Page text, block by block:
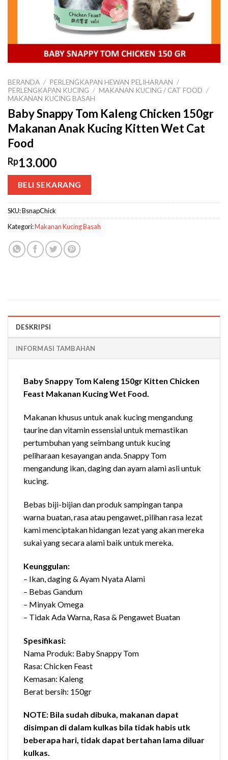
BERANDA / PERLENGKAPAN HEWAN PELIHARAAN /
PERLENGKAPAN KUCING / MAKANAN KUCING / CAT FOOD /
MAKANAN KUCING BASAH
Baby Snappy Tom Kaleng Chicken 150gr
Makanan Anak Kucing Kitten Wet Cat
Food
Rp13.000
BELI SEKARANG
SKU:BsnapChick
Kategori:Makanan Kucing Basah
DESKRIPSI
INFORMASI TAMBAHAN
Baby Snappy Tom Kaleng 150gr Kitten Chicken
Feast Makanan Kucing Wet Food.
Makanan khusus untuk anak kucing mengandung
taurine dan vitamin essensial untuk memastikan
pertumbuhan yang seimbang untuk kucing
peliharaan kesayangan anda. Snappy Tom
mengandung ikan, daging dan ayam alami asli untuk
kucing.
Bebas biji-bijian dan produk sampingan tanpa
warna buatan, rasa atau pengawet, pilihan rasa lezat
kami menciptakan hidangan lezat yang akan mereka
sukai yang secara alami baik untuk mereka.
Keunggulan:
– Ikan, daging & Ayam Nyata Alami
– Bebas Gandum
– Minyak Omega
– Tidak Ada Warna, Rasa & Pengawet Buatan
Spesifikasi:
Nama Produk: Baby Snappy Tom
Rasa: Chicken Feast
Kemasan: Kaleng
Berat bersih: 150gr
NOTE: Bila sudah dibuka, makanan dapat
disimpan di dalam kulkas bila tidak habis utk
beberapa hari, tidak dapat bertahan lama diluar
kulkas.